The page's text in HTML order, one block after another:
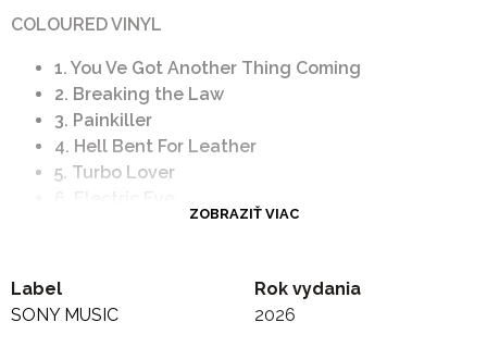
COLOURED VINYL
1. You Ve Got Another Thing Coming
2. Breaking the Law
3. Painkiller
4. Hell Bent For Leather
5. Turbo Lover
7. Crown of Horns
9. Heading Out To the Highway
10. The Sentinel
ZOBRAZIŤ VIAC
Label
SONY MUSIC
Rok vydania
2026